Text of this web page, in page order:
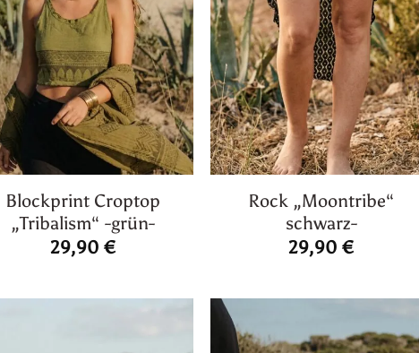
Blockprint Croptop
„Tribalism“ -grün-
29,90 €
Rock „Moontribe“
schwarz-
29,90€